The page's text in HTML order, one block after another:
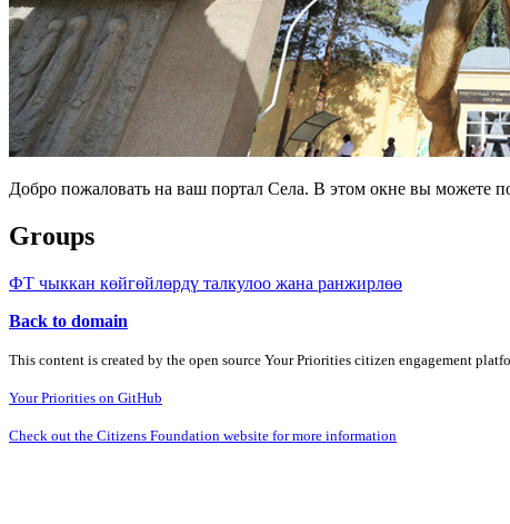
Добро пожаловать на ваш портал Села. В этом окне вы
Groups
ФТ чыккан көйгөйлөрдү талкулоо жана ранжирлөө
Back to domain
This content is created by the open source Your Priorities citizen engagement
Your Priorities on GitHub
Check out the Citizens Foundation website for more information